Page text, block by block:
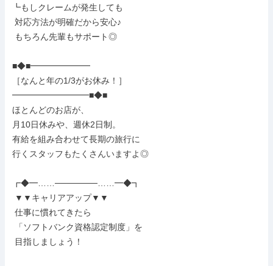
┗もしクレームが発生しても
■◆■━━━━━━━
［なんと年の1/3がお休み！］
━━━━━━━━━■◆■
ほとんどのお店が、
月10日休みや、週休2日制。
有給を組み合わせて長期の旅行に
行くスタッフもたくさんいますよ◎
┏◆━……───────……━◆┓